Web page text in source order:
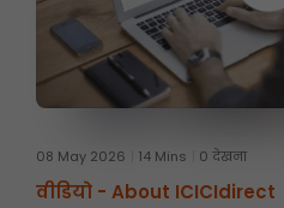
08 May 2026 14 Mins 0 देखना
वीडियो - About ICICIdirect